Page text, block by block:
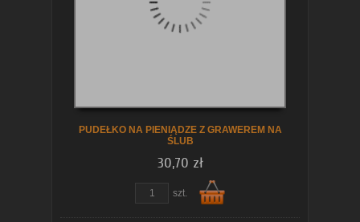
PUDEŁKO NA PIENIĄDZE Z GRAWEREM NA
ŚLUB
30,70 zł
szt.
zobacz szczegóły